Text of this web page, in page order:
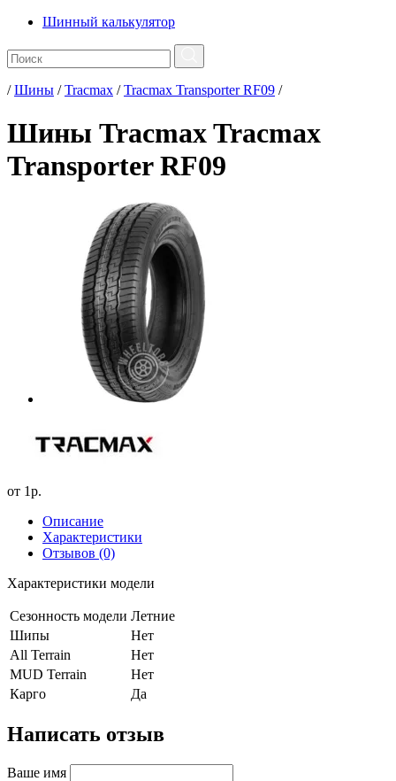
Шинный калькулятор
/Шины /Tracmax /Tracmax Transporter RF09 /
Шины Tracmax Tracmax
Transporter RF09
от 1р.
Описание
Характеристики
Отзывов (0)
Характеристики модели
Сезонность модели Летние
Шипы
Нет
All Terrain
Нет
MUD Terrain
Нет
Карго
Да
Написать отзыв
Ваше имя